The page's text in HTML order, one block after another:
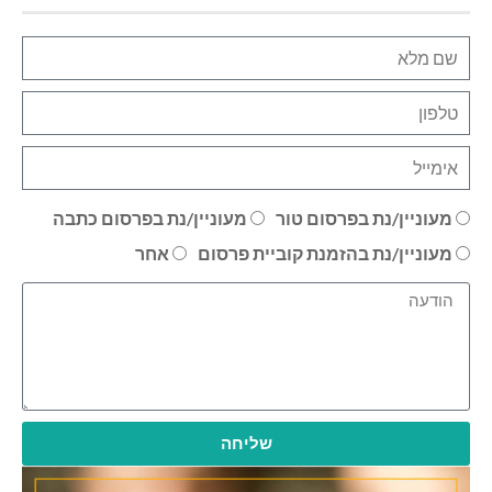
מעוניין/נת בפרסום טור
מעוניין/נת בפרסום כתבה
מעוניין/נת בהזמנת קוביית פרסום
אחר
שליחה